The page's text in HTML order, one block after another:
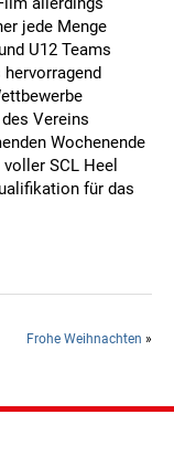
jede Menge
U12 Teams
Vereins
Wochenende
SCL Heel
für das
Frohe Weihnachten »